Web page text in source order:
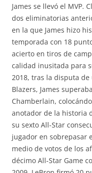
James se llevó el MVP.
dos eliminatorias
en la que James hizo
temporada con 18
acierto en tiros de
calidad inusitada para
2018, tras la disputa
Blazers, James
Chamberlain,
anotador de la historia
su sexto All-Star
jugador en sobrepasar
medio de votos de los
décimo All-Star Game